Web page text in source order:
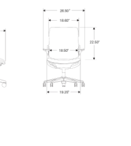
）の「2002年ナショナル・デザ
）」や「1999年クライスラー・
Award）」があげられます。近
オフィス環境、とりわけチェアのデ
野でも、座面高の調整用空気圧
ングまで、数多くのブレークスル